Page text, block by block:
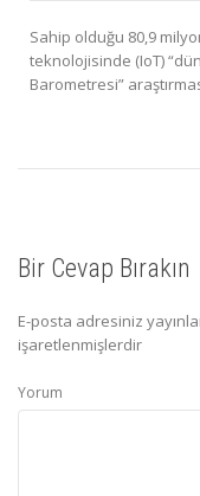
Sahip olduğu 80,9
teknolojisinde (IoT)
Barometresi”
Bir Cevap Bırakın
E-posta adresiniz
işaretlenmişlerdir
Yorum